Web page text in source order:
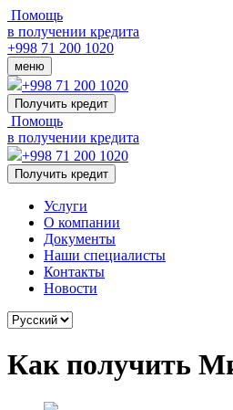
Помощь
в получении кредита
+998 71 200 1020
меню
+998 71 200 1020
Получить кредит
Помощь
в получении кредита
+998 71 200 1020
Получить кредит
Услуги
О компании
Документы
Наши специалисты
Контакты
Новости
Как получить